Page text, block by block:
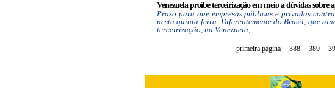
Venezuela proíbe terceirização em meio a dúvidas sobre
Prazo para que empresas públicas e privadas
nesta quinta-feira. Diferentemente do Brasil, que
terceirização, na Venezuela,...
primeira página 388 389